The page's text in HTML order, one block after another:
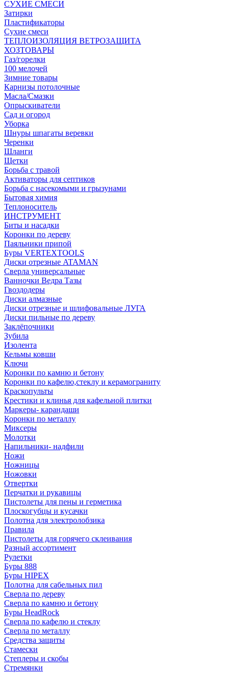
СУХИЕ СМЕСИ
Затирки
Пластификаторы
Сухие смеси
ТЕПЛОИЗОЛЯЦИЯ ВЕТРОЗАЩИТА
ХОЗТОВАРЫ
Газ/горелки
100 мелочей
Зимние товары
Карнизы потолочные
Масла/Смазки
Опрыскиватели
Сад и огород
Уборка
Шнуры шпагаты веревки
Черенки
Шланги
Щетки
Борьба с травой
Активаторы для септиков
Борьба с насекомыми и грызунами
Бытовая химия
Теплоноситель
ИНСТРУМЕНТ
Биты и насадки
Коронки по дереву
Паяльники припой
Буры VERTEXTOOLS
Диски отрезные ATAMAN
Сверла универсальные
Ванночки Ведра Тазы
Гвоздодеры
Диски алмазные
Диски отрезные и шлифовальные ЛУГА
Диски пильные по дереву
Заклёпочники
Зубила
Изолента
Кельмы ковши
Ключи
Коронки по камню и бетону
Коронки по кафелю,стеклу и керамограниту
Краскопульты
Крестики и клинья для кафельной плитки
Маркеры- карандаши
Коронки по металлу
Миксеры
Молотки
Напильники- надфили
Ножи
Ножницы
Ножовки
Отвертки
Перчатки и рукавицы
Пистолеты для пены и герметика
Плоскогубцы и кусачки
Полотна для электролобзика
Правила
Пистолеты для горячего склеивания
Разный ассортимент
Рулетки
Буры 888
Буры HIPEX
Полотна для сабельных пил
Сверла по дереву
Сверла по камню и бетону
Буры HeadRock
Сверла по кафелю и стеклу
Сверла по металлу
Средства защиты
Стамески
Степлеры и скобы
Стремянки